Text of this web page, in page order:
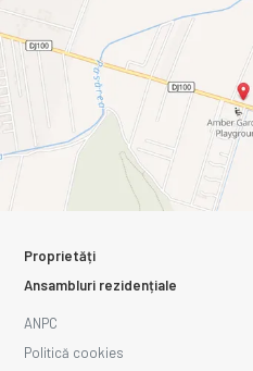
Proprietăți
Ansambluri rezidențiale
ANPC
Politică cookies